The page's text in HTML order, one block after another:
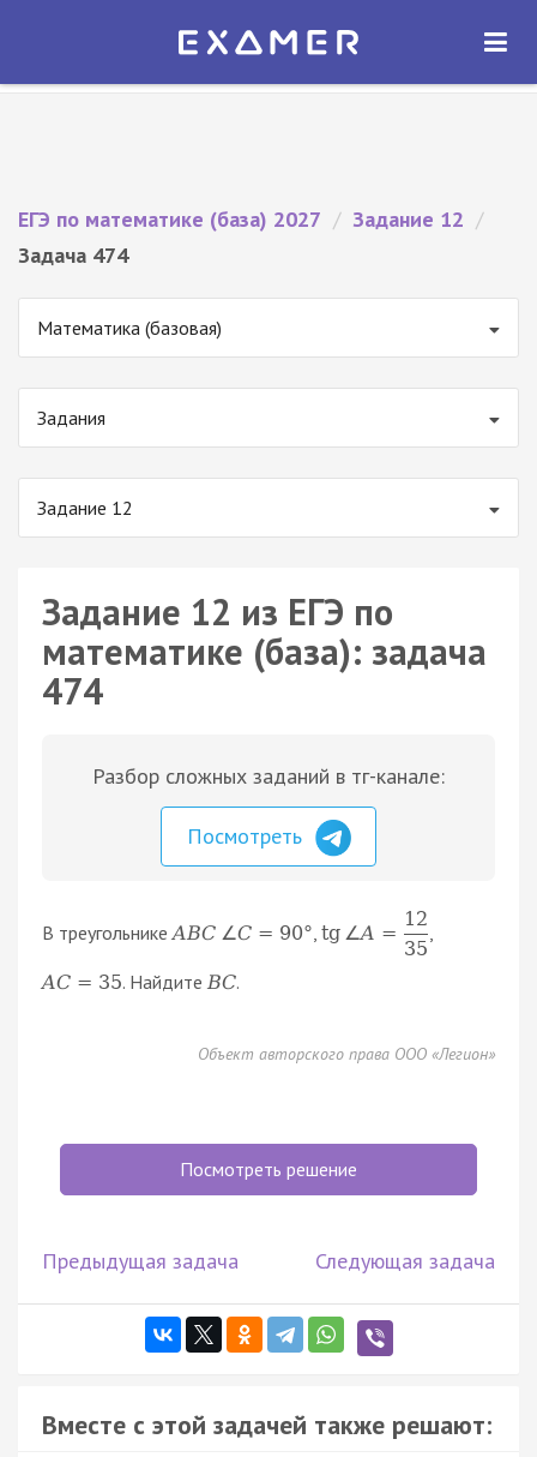
Экзамер — ЕГЭ 2027
ОТКРЫТЬ
ЕГЭ по математике (база) 2027 / Задание 12 /
Задача 474
Математика (базовая)
Задания
Задание 12
Задание 12 из ЕГЭ по
математике (база): задача
474
Разбор сложных заданий в тг-канале:
Посмотреть
В треугольнике ABC ∠C = 90° ,tg ∠A =
12
35
AC = 35. Найдите BC.
Объект авторского права ООО «Легион»
Посмотреть решение
Предыдущая задача Следующая задача
Вместе с этой задачей также решают: